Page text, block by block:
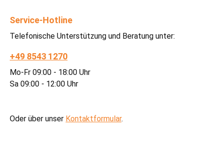
Service-Hotline
Telefonische Unterstützung und Beratung unter:
+49 8543 1270
Mo-Fr 09:00 - 18:00 Uhr
Sa 09:00 - 12:00 Uhr
Oder über unser Kontaktformular.